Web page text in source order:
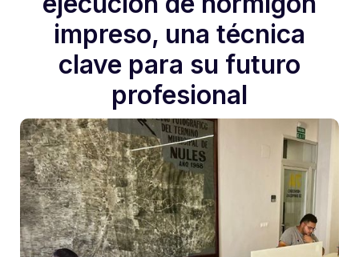
impreso, una técnica
clave para su futuro
profesional